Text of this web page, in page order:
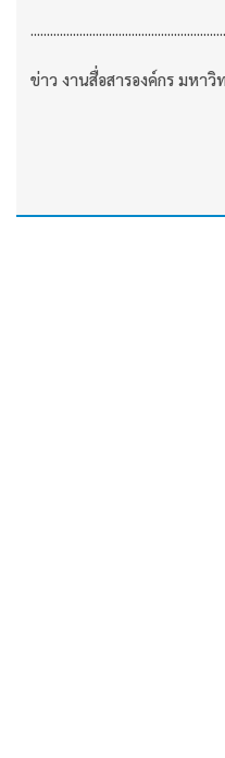
............................................................
ข่าว งานสื่อสารองค์กร มหา